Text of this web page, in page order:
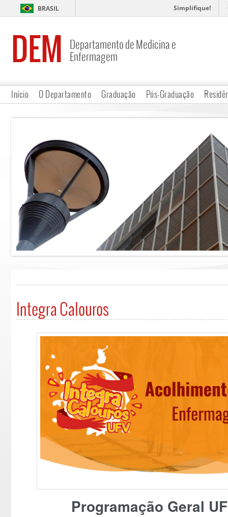
BRASIL Simplifique!
DEM
Departamento de Medicina e
Enfermagem
Início O Departamento Graduação Pós-Graduação
Integra Calouros
Programação Geral